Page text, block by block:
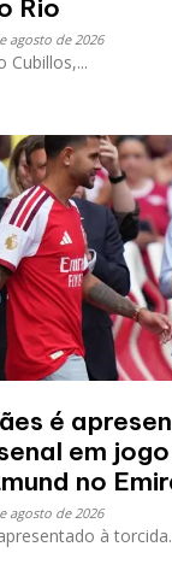
Rio
agosto de 2026
Cubillos,...
é
em
no
agosto de 2026
à